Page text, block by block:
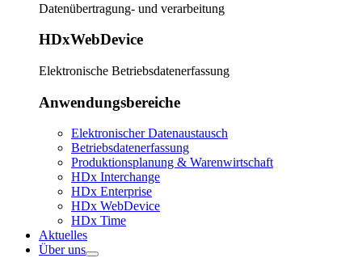
Datenübertragung- und verarbeitung
HDxWebDevice
Elektronische Betriebsdatenerfassung
Anwendungsbereiche
Elektronischer Datenaustausch
Betriebsdatenerfassung
Produktionsplanung & Warenwirtschaft
HDx Interchange
HDx Enterprise
HDx WebDevice
HDx Time
Aktuelles
Über uns